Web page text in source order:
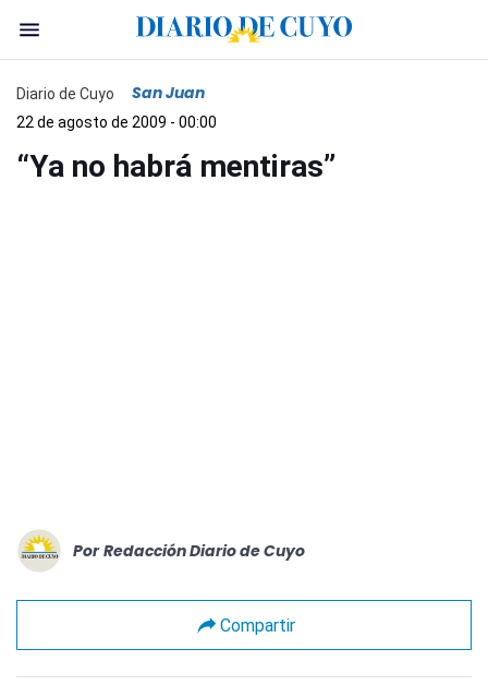
Diario de Cuyo San Juan
22 de agosto de 2009 - 00:00
“Ya no habrá mentiras”
Por Redacción Diario de Cuyo
Compartir